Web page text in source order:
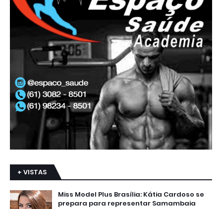
+ VISTAS
Miss Model Plus Brasília: Kátia Cardoso se
prepara para representar Samambaia